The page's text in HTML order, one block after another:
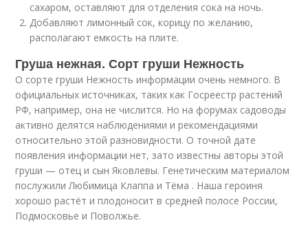
сахаром, оставляют для отделения сока на ночь.
Добавляют лимонный сок, корицу по желанию,
располагают емкость на плите.
Груша нежная. Сорт груши Нежность
О сорте груши Нежность информации очень немного. В
официальных источниках, таких как Госреестр растений
РФ, например, она не числится. Но на форумах садоводы
активно делятся наблюдениями и рекомендациями
относительно этой разновидности. О точной дате
появления информации нет, зато известны авторы этой
груши — отец и сын Яковлевы. Генетическим материалом
послужили Любимица Клаппа и Тёма . Наша героиня
хорошо растёт и плодоносит в средней полосе России,
Подмосковье и Поволжье.